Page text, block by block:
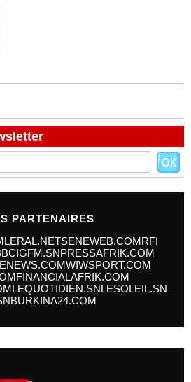
PARTENAIRES
LERAL.NETSENEWEB.COMRFI
IGFM.SNPRESSAFRIK.COM
WIWSPORT.COM
FINANCIALAFRIK.COM
LEQUOTIDIEN.SNLESOLEIL.SN
BURKINA24.COM